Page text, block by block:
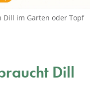
Dill im Garten oder Topf
Dill